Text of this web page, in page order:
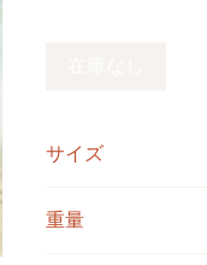
サイズ
重量